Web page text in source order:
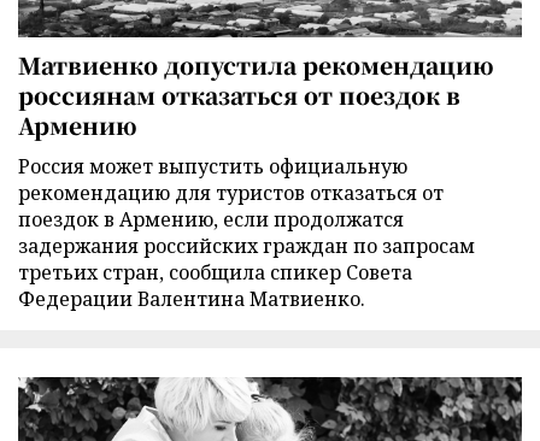
Матвиенко допустила рекомендацию
россиянам отказаться от поездок в
Армению
Россия может выпустить официальную
рекомендацию для туристов отказаться от
поездок в Армению, если продолжатся
задержания российских граждан по запросам
третьих стран, сообщила спикер Совета
Федерации Валентина Матвиенко.